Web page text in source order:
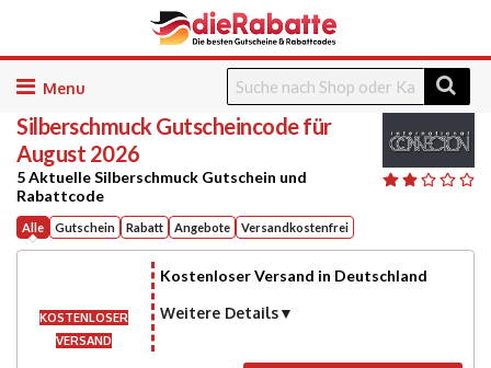
Skip
content
Silberschmuck Gutscheincode für
August 2026
5 Aktuelle Silberschmuck Gutschein und
Rabattcode
Alle Gutschein Rabatt Angebote Versandkostenfrei
KOSTENLOSER
VERSAND
Kostenloser Versand in Deutschland
Weitere Details